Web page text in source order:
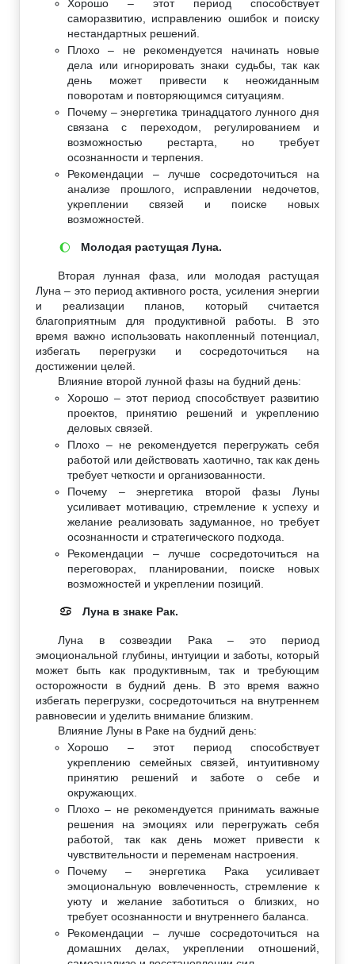
Хорошо – этот период способствует
саморазвитию, исправлению ошибок и поиску
нестандартных решений.
Плохо – не рекомендуется начинать новые
дела или игнорировать знаки судьбы, так как
день может привести к неожиданным
поворотам и повторяющимся ситуациям.
Почему – энергетика тринадцатого лунного дня
связана с переходом, регулированием и
возможностью рестарта, но требует
осознанности и терпения.
Рекомендации – лучше сосредоточиться на
анализе прошлого, исправлении недочетов,
укреплении связей и поиске новых
возможностей.
🌔 Молодая растущая Луна.
Вторая лунная фаза, или молодая растущая
Луна – это период активного роста, усиления энергии
и реализации планов, который считается
благоприятным для продуктивной работы. В это
время важно использовать накопленный потенциал,
избегать перегрузки и сосредоточиться на
достижении целей.
Влияние второй лунной фазы на будний день:
Хорошо – этот период способствует развитию
проектов, принятию решений и укреплению
деловых связей.
Плохо – не рекомендуется перегружать себя
работой или действовать хаотично, так как день
требует четкости и организованности.
Почему – энергетика второй фазы Луны
усиливает мотивацию, стремление к успеху и
желание реализовать задуманное, но требует
осознанности и стратегического подхода.
Рекомендации – лучше сосредоточиться на
переговорах, планировании, поиске новых
возможностей и укреплении позиций.
♋ Луна в знаке Рак.
Луна в созвездии Рака – это период
эмоциональной глубины, интуиции и заботы, который
может быть как продуктивным, так и требующим
осторожности в будний день. В это время важно
избегать перегрузки, сосредоточиться на внутреннем
равновесии и уделить внимание близким.
Влияние Луны в Раке на будний день:
Хорошо – этот период способствует
укреплению семейных связей, интуитивному
принятию решений и заботе о себе и
окружающих.
Плохо – не рекомендуется принимать важные
решения на эмоциях или перегружать себя
работой, так как день может привести к
чувствительности и переменам настроения.
Почему – энергетика Рака усиливает
эмоциональную вовлеченность, стремление к
уюту и желание заботиться о близких, но
требует осознанности и внутреннего баланса.
Рекомендации – лучше сосредоточиться на
домашних делах, укреплении отношений,